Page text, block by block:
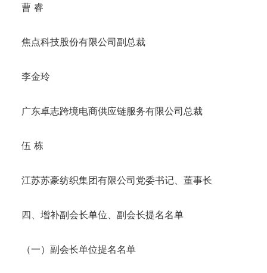
曹 睿
焦点科技股份有限公司副总裁
李金玲
广东卓志跨境电商供应链服务有限公司总裁
伍 栋
江苏苏豪纺织集团有限公司党委书记、董事长
四、增补副会长单位、副会长提名名单
（一）副会长单位提名名单